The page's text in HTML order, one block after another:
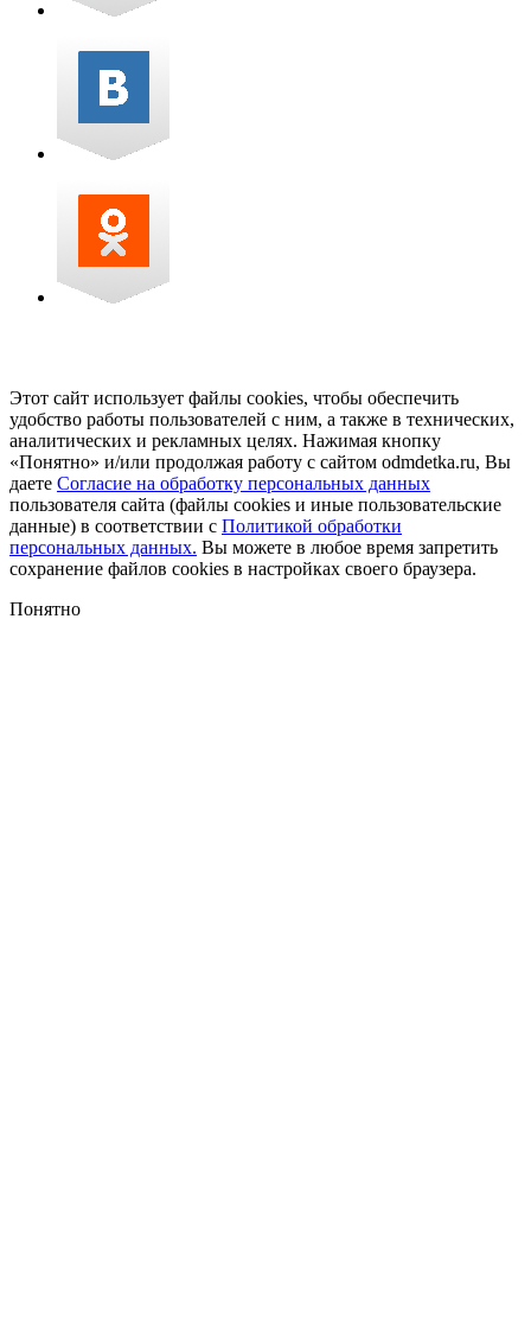
Этот сайт использует файлы cookies, чтобы обеспечить
удобство работы пользователей с ним, а также в технических,
аналитических и рекламных целях. Нажимая кнопку
«Понятно» и/или продолжая работу с сайтом odmdetka.ru, Вы
даете Согласие на обработку персональных данных
пользователя сайта (файлы cookies и иные пользовательские
данные) в соответствии с Политикой обработки
персональных данных. Вы можете в любое время запретить
сохранение файлов cookies в настройках своего браузера.
Понятно